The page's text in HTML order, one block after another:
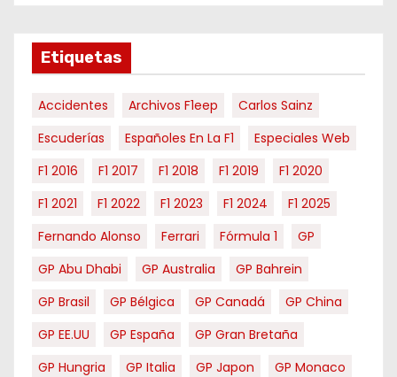
s
Etiquetas
Accidentes Archivos F1eep
Carlos Sainz
Escuderías
Españoles En La F1
Especiales Web
F1 2016
F1 2017 F1 2018 F1 2019
F1 2020
F1 2021
F1 2022 F1 2023 F1 2024
F1 2025
Fernando Alonso
Ferrari Fórmula 1
GP
GP Abu Dhabi
GP Australia
GP Bahrein
GP Brasil
GP Bélgica GP Canadá
GP China
GP EE.UU
GP España
GP Gran Bretaña
GP Hungria
GP Italia GP Japon
GP Monaco